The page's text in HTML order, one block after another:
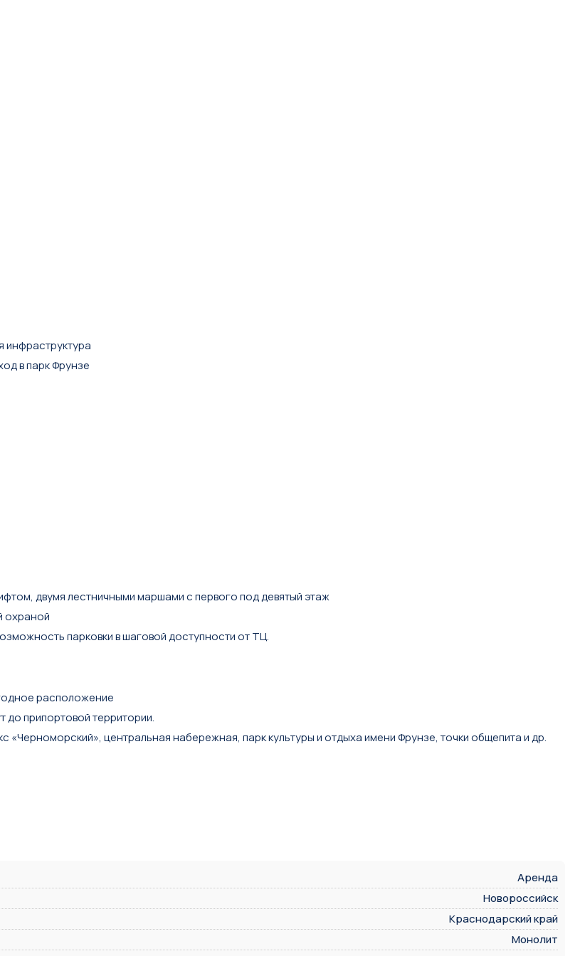
в парк Фрунзе
двумя лестничными маршами с первого под девятый этаж
охраной
парковки в шаговой доступности от ТЦ.
расположение
до припортовой территории.
центральная набережная, парк культуры и отдыха имени Фрунзе, точки общепита и др.
Аренда
Новороссийск
Краснодарский край
Монолит